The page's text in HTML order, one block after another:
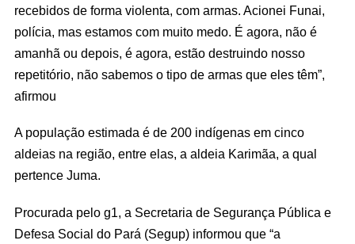
recebidos de forma violenta, com armas. Acionei Funai,
polícia, mas estamos com muito medo. É agora, não é
amanhã ou depois, é agora, estão destruindo nosso
repetitório, não sabemos o tipo de armas que eles têm”,
afirmou
A população estimada é de 200 indígenas em cinco
aldeias na região, entre elas, a aldeia Karimãa, a qual
pertence Juma.
Procurada pelo g1, a Secretaria de Segurança Pública e
Defesa Social do Pará (Segup) informou que “a